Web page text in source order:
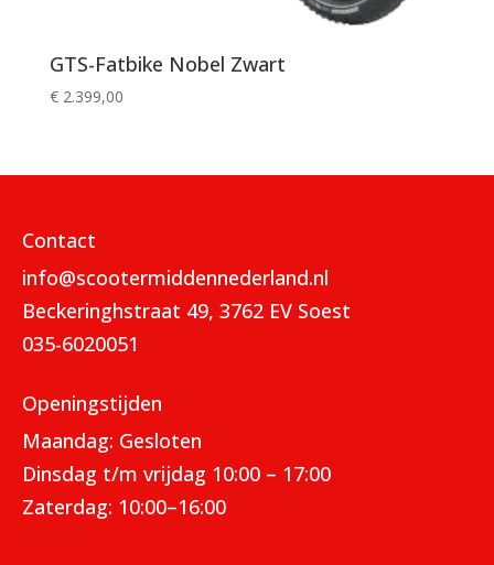
GTS-Fatbike Nobel Zwart
€2.399,00
Contact
info@scootermiddennederland.nl
Beckeringhstraat 49, 3762 EV Soest
035-6020051
Openingstijden
Maandag: Gesloten
Dinsdag t/m vrijdag 10:00 – 17:00
Zaterdag: 10:00–16:00